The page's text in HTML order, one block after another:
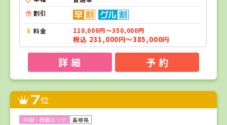
割引
料金 210,000円～350,000円
税込 231,000円～385,000円
詳 細 予 約
7位
島根県